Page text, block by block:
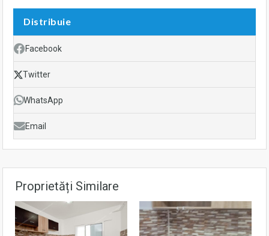
Distribuie
Facebook
Twitter
WhatsApp
Email
Proprietăți Similare